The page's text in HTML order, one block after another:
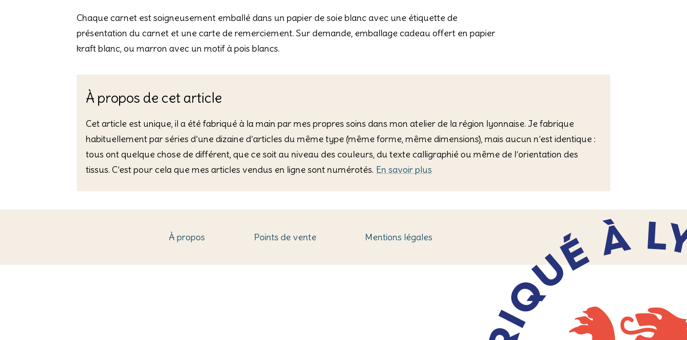
Chaque carnet est soigneusement emballé dans un papier de soie blanc avec une étiquette de
présentation du carnet et une carte de remerciement. Sur demande, emballage cadeau offert en papier
kraft blanc, ou marron avec un motif à pois blancs.
À propos de cet article
Cet article est unique, il a été fabriqué à la main par mes propres soins dans mon atelier de la région lyonnaise. Je fabrique
habituellement par séries d’une dizaine d’articles du même type (même forme, même dimensions), mais aucun n’est identique :
tous ont quelque chose de différent, que ce soit au niveau des couleurs, du texte calligraphié ou même de l’orientation des
tissus. C’est pour cela que mes articles vendus en ligne sont numérotés. En savoir plus
À propos Points de vente Mentions légales